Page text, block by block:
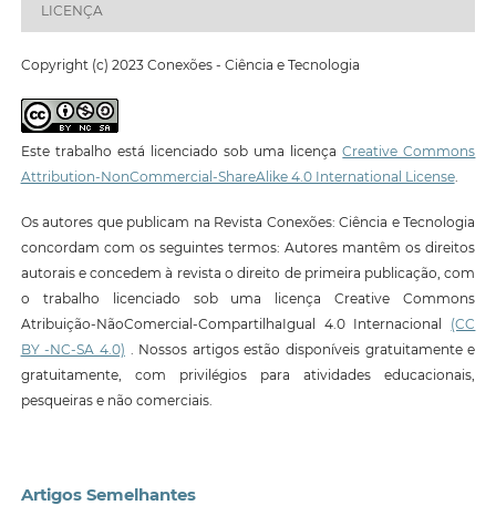
LICENÇA
Copyright (c) 2023 Conexões - Ciência e Tecnologia
Este trabalho está licenciado sob uma licençaCreative Commons
Attribution-NonCommercial-ShareAlike 4.0 International License.
Os autores que publicam na Revista Conexões: Ciência e Tecnologia
concordam com os seguintes termos: Autores mantêm os direitos
autorais e concedem à revista o direito de primeira publicação, com
o trabalho licenciado sob uma licença Creative Commons
Atribuição-NãoComercial-CompartilhaIgual 4.0 Internacional (CC
BY -NC-SA 4.0) . Nossos artigos estão disponíveis gratuitamente e
gratuitamente, com privilégios para atividades educacionais,
pesqueiras e não comerciais.
Artigos Semelhantes